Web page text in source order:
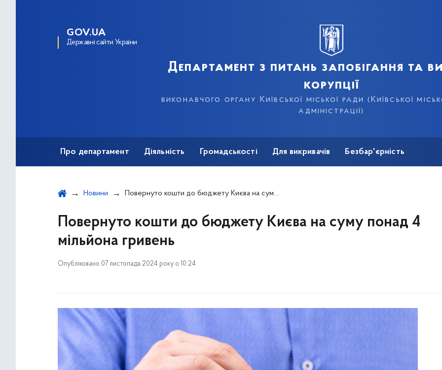
GOV.UA
Державні сайти України
Департамент з питань запобігання та
корупції
виконавчого органу Київської міської ради (Київської
адміністрації)
Про департамент Діяльність Громадськості Для викривачів Безбар'єрність
Новини Повернуто кошти до бюджету Києва на суму понад 4 мільйона гривень
Повернуто кошти до бюджету Києва на суму понад 4
мільйона гривень
Опубліковано 07 листопада 2024 року о 10:24